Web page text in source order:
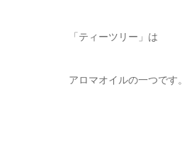
「ティーツリー」は
アロマオイルの一つです。